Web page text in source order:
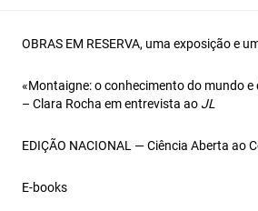
OBRAS EM RESERVA, uma exposição e
«Montaigne: o conhecimento do mundo
– Clara Rocha em entrevista ao JL
EDIÇÃO NACIONAL — Ciência Aberta ao
E-books